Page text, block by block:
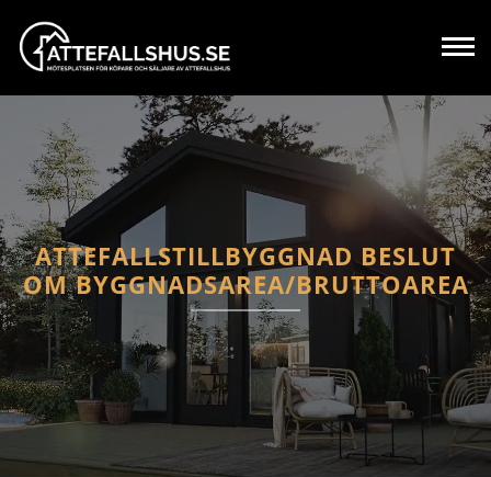
ATTEFALLSTILLBYGGNAD BESLUT
OM BYGGNADSAREA/BRUTTOAREA